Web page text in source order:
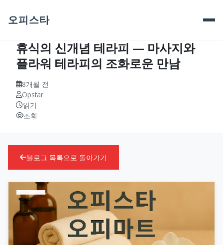
오피스타
휴식의 신개념 테라피 — 마사지와
플라워 테라피의 조화로운 만남
8개월 전
Opstar
읽기
조회
블로그 목록으로 돌아가기